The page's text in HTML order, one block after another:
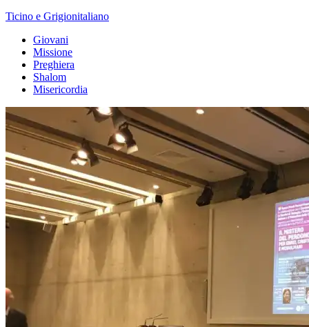
Ticino e Grigionitaliano
Giovani
Missione
Preghiera
Shalom
Misericordia